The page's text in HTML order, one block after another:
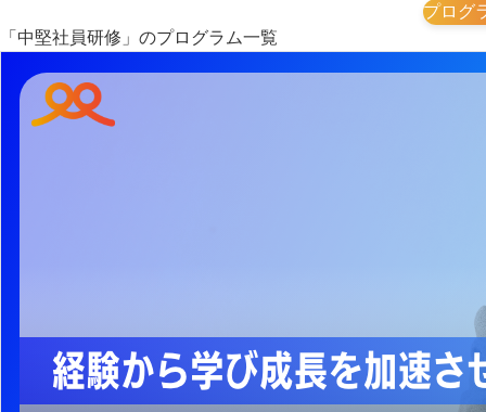
プログ
「中堅社員研修」のプログラム一覧